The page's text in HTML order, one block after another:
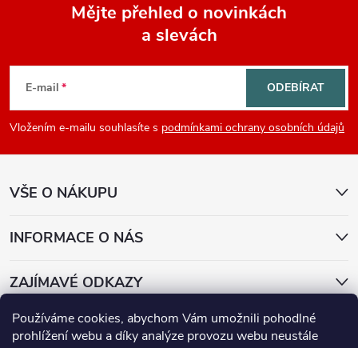
Používáme cookies, abychom Vám umožnili pohodlné
prohlížení webu a díky analýze provozu webu neustále
p
a
Mějte přehled o novinkách
a slevách
E-mail
Vložením e-mailu souhlasíte s podmínkami ochrany osobních údajů
ODEBÍRAT
VŠE O NÁKUPU
INFORMACE O NÁS
ZAJÍMAVÉ ODKAZY
Přijímáme online platby